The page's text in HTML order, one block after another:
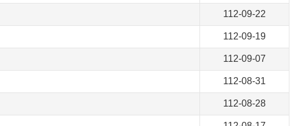
112-09-22
112-09-19
112-09-07
112-08-31
112-08-28